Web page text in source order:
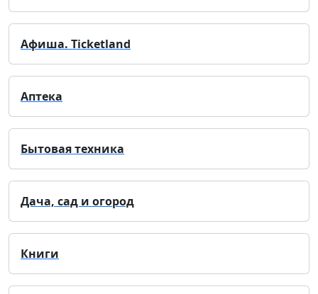
Афиша. Ticketland
Аптека
Бытовая техника
Дача, сад и огород
Книги